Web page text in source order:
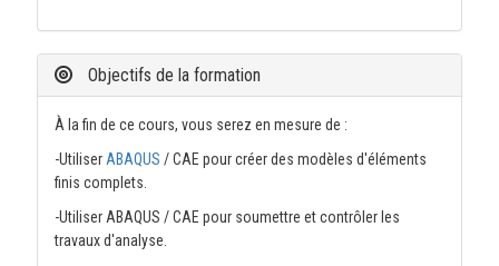
Objectifs de la formation
À la fin de ce cours, vous serez en mesure de :
-Utiliser ABAQUS / CAE pour créer des modèles d'éléments
finis complets.
-Utiliser ABAQUS / CAE pour soumettre et contrôler les
travaux d'analyse.